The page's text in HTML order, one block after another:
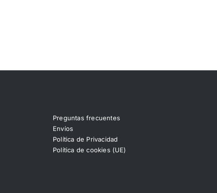
Preguntas frecuentes
Envíos
Política de Privacidad
Política de cookies (UE)